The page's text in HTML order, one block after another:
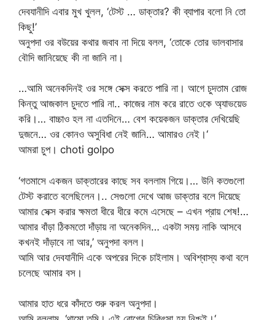
দেবযানীদি এবার মুখ খুলল, ‘টেস্ট … ডাক্তার? কী ব্যাপার বলো নি তো
কিছু!’
অনুপদা ওর বউয়ের কথার জবাব না দিয়ে বলল, ‘তোকে তোর ভালবাসার
বৌদি জানিয়েছে কী না জানি না।
…আমি অনেকদিনই ওর সঙ্গে সেক্স করতে পারি না। আগে চুদতাম রোজ
কিন্তু আজকাল চুদতে পারি না.. কাজের নাম করে রাতে ওকে অ্যাভয়েড
করি।… বাচ্চাও হল না এতদিনে… বেশ কয়েকজন ডাক্তার দেখিয়েছি
দুজনে… ওর কোনও অসুবিধা নেই জানি… আমারও নেই।‘
আমরা চুপ। choti golpo
‘গতমাসে একজন ডাক্তারের কাছে সব বললাম গিয়ে।… উনি কতগুলো
টেস্ট করাতে বলেছিলেন।.. সেগুলো দেখে আজ ডাক্তার বলে দিয়েছে
আমার সেক্স করার ক্ষমতা ধীরে ধীরে কমে এসেছে – এখন প্রায় শেষ!…
আমার বাঁড়া ঠিকমতো দাঁড়ায় না অনেকদিন… একটা সময় নাকি আসবে
কখনই দাঁড়াবে না আর,’ অনুপদা বলল।
আমি আর দেবযানীদি একে অপরের দিকে চাইলাম। অবিশ্বাস্য কথা বলে
চলেছে আমার বস।
আমার হাত ধরে কাঁদতে শুরু করল অনুপদা।